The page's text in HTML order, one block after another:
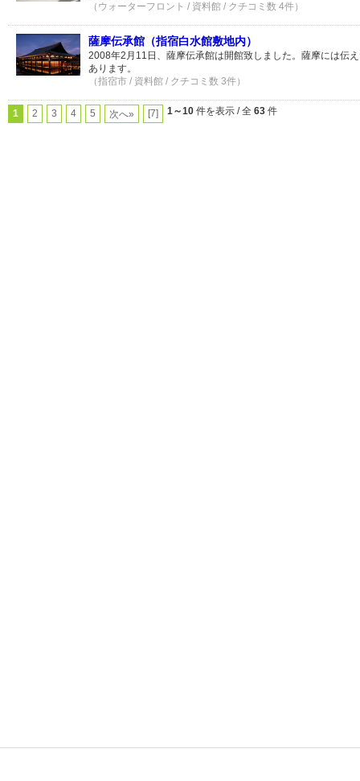
（ウォーターフロント / 資料館 / クチコミ数 4件）
薩摩伝承館（指宿白水館敷地内）
2008年2月11日、薩摩伝承館は開館致しました。薩摩には伝
あります。
（指宿市 / 資料館 / クチコミ数 3件）
1 2 3 4 5 次へ» [7] 1～10 件を表示 / 全 63 件